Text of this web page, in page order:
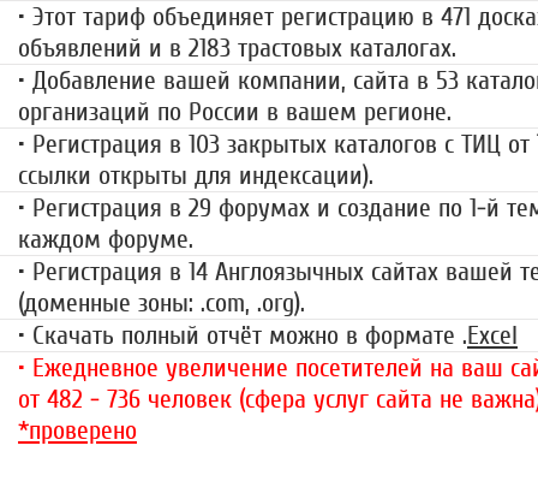
• Этот тариф объединяет регистрацию в 471
объявлений и в 2183 трастовых каталогах.
• Добавление вашей компании, сайта в 53
организаций по России в вашем регионе.
• Регистрация в 103 закрытых каталогов с ТИЦ от
ссылки открыты для индексации).
• Регистрация в 29 форумах и создание по 1-й
каждом форуме.
• Регистрация в 14 Англоязычных сайтах вашей
(доменные зоны: .com, .org).
• Скачать полный отчёт можно в формате .Excel
• Ежедневное увеличение посетителей на ваш
от 482 - 736 человек (сфера услуг сайта не
*проверено